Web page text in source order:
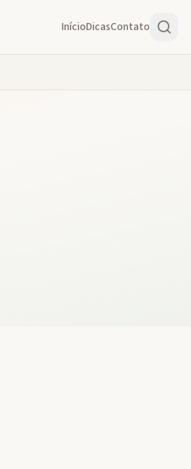
InícioDicasContato